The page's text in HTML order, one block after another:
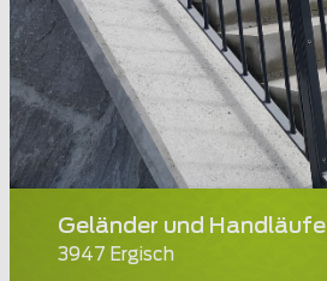
Geländer und Handläufe
3947 Ergisch